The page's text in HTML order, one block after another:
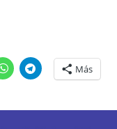
Más